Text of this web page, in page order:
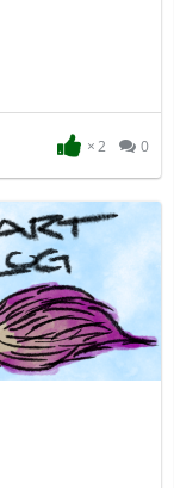
2 0